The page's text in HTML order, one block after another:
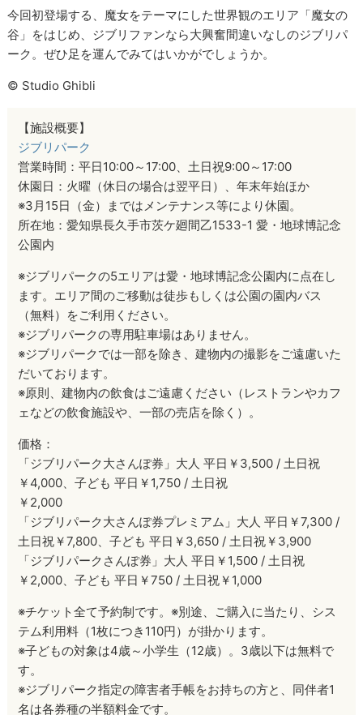
今回初登場する、魔女をテーマにした世界観のエリア「魔女の
谷」をはじめ、ジブリファンなら大興奮間違いなしのジブリパ
ーク。ぜひ足を運んでみてはいかがでしょうか。
© Studio Ghibli
【施設概要】
ジブリパーク
営業時間：平日10:00～17:00、土日祝9:00～17:00
休園日：火曜（休日の場合は翌平日）、年末年始ほか
※3月15日（金）まではメンテナンス等により休園。
所在地：愛知県長久手市茨ケ廻間乙1533-1 愛・地球博記念
公園内
※ジブリパークの5エリアは愛・地球博記念公園内に点在し
ます。エリア間のご移動は徒歩もしくは公園の園内バス
（無料）をご利用ください。
※ジブリパークの専用駐車場はありません。
※ジブリパークでは一部を除き、建物内の撮影をご遠慮いた
だいております。
※原則、建物内の飲食はご遠慮ください（レストランやカフ
ェなどの飲食施設や、一部の売店を除く）。
価格：
「ジブリパーク大さんぽ券」大人 平日￥3,500 / 土日祝
￥4,000、子ども 平日￥1,750 / 土日祝
￥2,000
「ジブリパーク大さんぽ券プレミアム」大人 平日￥7,300 /
土日祝￥7,800、子ども 平日￥3,650 / 土日祝￥3,900
「ジブリパークさんぽ券」大人 平日￥1,500 / 土日祝
￥2,000、子ども 平日￥750 / 土日祝￥1,000
※チケット全て予約制です。※別途、ご購入に当たり、シス
テム利用料（1枚につき110円）が掛かります。
※子どもの対象は4歳～小学生（12歳）。3歳以下は無料で
す。
※ジブリパーク指定の障害者手帳をお持ちの方と、同伴者1
名は各券種の半額料金です。